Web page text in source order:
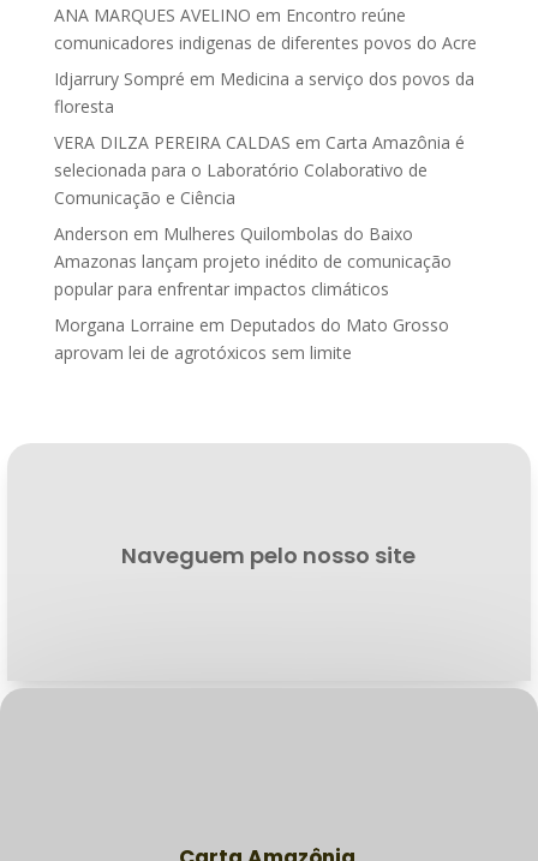
ANA MARQUES AVELINO em Encontro reúne
comunicadores indigenas de diferentes povos do Acre
Idjarrury Sompré em Medicina a serviço dos povos da
floresta
VERA DILZA PEREIRA CALDAS em Carta Amazônia é
selecionada para o Laboratório Colaborativo de
Comunicação e Ciência
Anderson em Mulheres Quilombolas do Baixo
Amazonas lançam projeto inédito de comunicação
popular para enfrentar impactos climáticos
Morgana Lorraine em Deputados do Mato Grosso
aprovam lei de agrotóxicos sem limite
Naveguem pelo nosso site